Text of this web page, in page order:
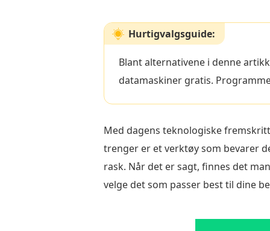
Hurtigvalgsguide:
Blant alternativene i denne
datamaskiner gratis.
Med dagens teknologiske
trenger er et verktøy som bevarer
rask. Når det er sagt, finnes det
velge det som passer best til dine